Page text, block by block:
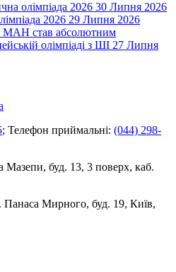
олімпіада 2026 30 Липня 2026
2026 29 Липня 2026
МАН став абсолютним
олімпіаді з ШІ 27 Липня
; Телефон приймальні: (044) 298-
Мазепи, буд. 13, 3 поверх, каб.
Панаса Мирного, буд. 19, Київ,